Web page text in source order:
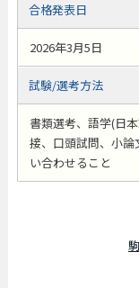
合格発表日
2026年3月5日
試験/選考方法
書類選考、語学(日
接、口頭試問、小
い合わせること